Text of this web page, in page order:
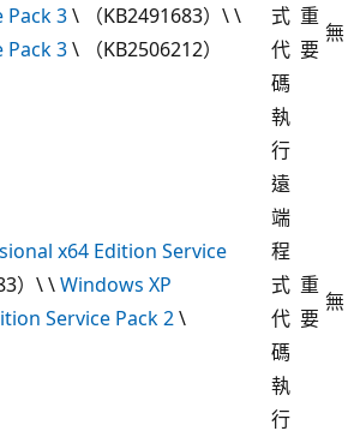
Pack 3\ （KB2491683）\ \
Pack 3\ （KB2506212）
式
代
碼
執
行
重
要
無
x64 Edition Service
）\ \Windows XP
Service Pack 2\
遠
端
程
式
代
碼
執
行
重
要
無